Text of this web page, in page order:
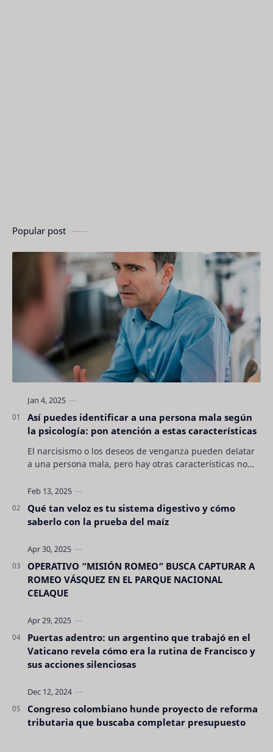
Popular post
Así puedes identificar a una persona mala según
la psicología: pon atención a estas características
El narcisismo o los deseos de venganza pueden delatar
a una persona mala, pero hay otras características no
Qué tan veloz es tu sistema digestivo y cómo
saberlo con la prueba del maíz
OPERATIVO “MISIÓN ROMEO” BUSCA CAPTURAR A
ROMEO VÁSQUEZ EN EL PARQUE NACIONAL
CELAQUE
Puertas adentro: un argentino que trabajó en el
Vaticano revela cómo era la rutina de Francisco y
sus acciones silenciosas
Congreso colombiano hunde proyecto de reforma
tributaria que buscaba completar presupuesto